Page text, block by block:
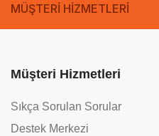
MÜŞTERİ HİZMETLERİ
Müşteri Hizmetleri
Sıkça Sorulan Sorular
Destek Merkezi